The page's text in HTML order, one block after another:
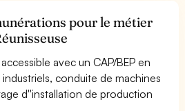
pour le métier
avec un CAP/BEP en
conduite de machines
d''installation de production